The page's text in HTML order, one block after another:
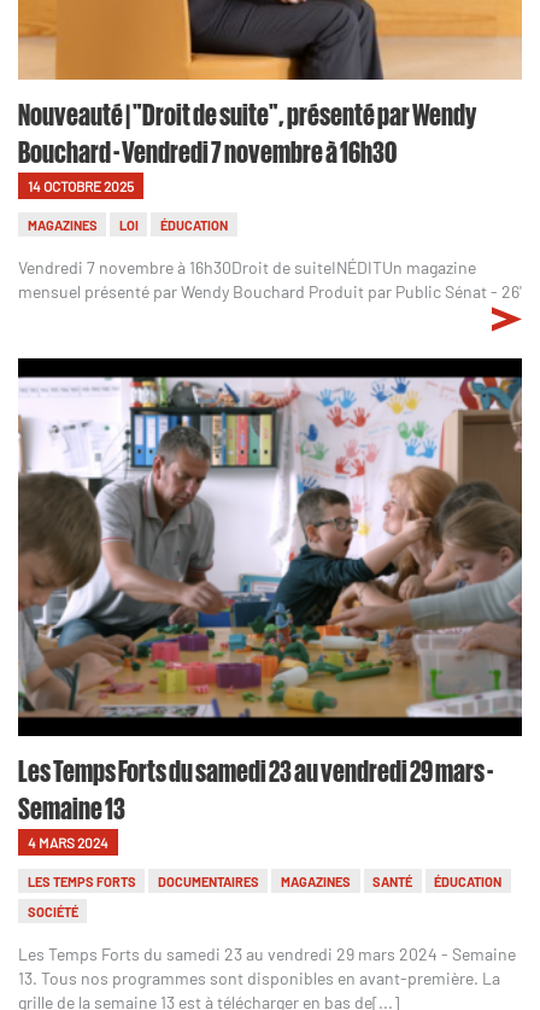
Nouveauté | "Droit de suite", présenté par Wendy
Bouchard - Vendredi 7 novembre à 16h30
14 OCTOBRE 2025
MAGAZINES LOI ÉDUCATION
Vendredi 7 novembre à 16h30Droit de suiteINÉDITUn magazine
mensuel présenté par Wendy Bouchard Produit par Public Sénat - 26'
Les Temps Forts du samedi 23 au vendredi 29 mars -
Semaine 13
4 MARS 2024
LES TEMPS FORTS DOCUMENTAIRES MAGAZINES SANTÉ
ÉDUCATION
SOCIÉTÉ
Les Temps Forts du samedi 23 au vendredi 29 mars 2024 - Semaine
13. Tous nos programmes sont disponibles en avant-première. La
grille de la semaine 13 est à télécharger en bas de[...]